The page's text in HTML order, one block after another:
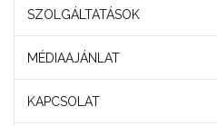
SZOLGÁLTATÁSOK
MÉDIAAJÁNLAT
KAPCSOLAT